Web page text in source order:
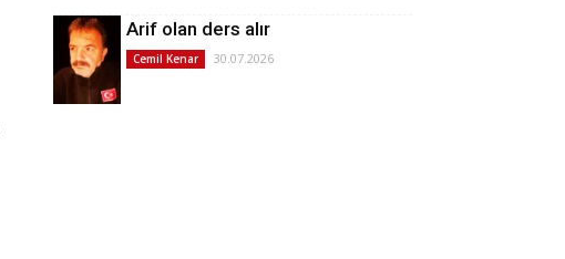
Arif olan ders alır
Cemil Kenar 30.07.2026